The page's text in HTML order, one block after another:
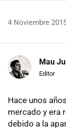
4 Noviembre
Mau
Editor
Hace unos
mercado y era
debido a la